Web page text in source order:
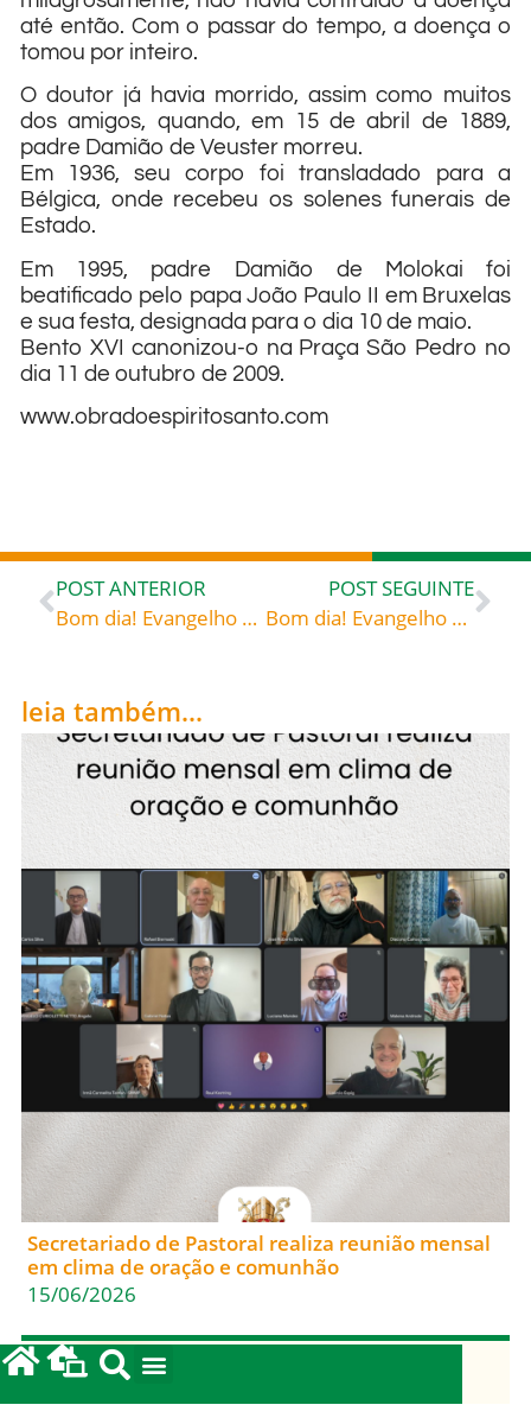
até então. Com o passar do tempo, a doença o
tomou por inteiro.
O doutor já havia morrido, assim como muitos
dos amigos, quando, em 15 de abril de 1889,
padre Damião de Veuster morreu.
Em 1936, seu corpo foi transladado para a
Bélgica, onde recebeu os solenes funerais de
Estado.
Em 1995, padre Damião de Molokai foi
beatificado pelo papa João Paulo II em Bruxelas
e sua festa, designada para o dia 10 de maio.
Bento XVI canonizou-o na Praça São Pedro no
dia 11 de outubro de 2009.
www.obradoespiritosanto.com
POST ANTERIOR
Bom dia! Evangelho de 10 de maio de 2022: «Até quando nos vais trazer em suspenso?» – Santo Agostinho (354-430) bispo de Hipona (norte de África), doutor da Igreja Sobre a Trindade I, 13, 30-31
POST SEGUINTE
Bom dia! Evangelho de 11 de maio de 2022: Orígenes (c. 185-253) presbítero, teólogo Homilias sobre o Génesis, 1, 5-7
leia também...
Secretariado de Pastoral realiza reunião mensal
em clima de oração e comunhão
15/06/2026